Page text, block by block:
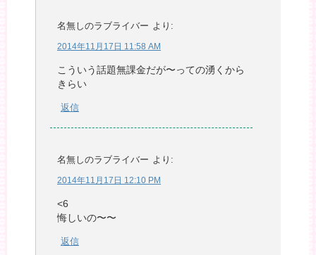
名無しのラブライバー より:
2014年11月17日 11:58 AM
こういう話題無課金だが〜っての湧くから
きらい
返信
名無しのラブライバー より:
2014年11月17日 12:10 PM
<6
悔しいの〜〜
返信